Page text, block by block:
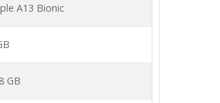
A13 Bionic
GB